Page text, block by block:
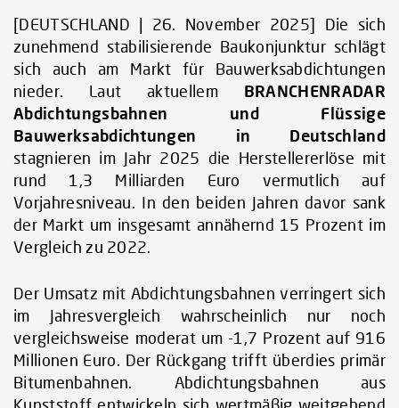
[DEUTSCHLAND | 26. November 2025] Die sich
zunehmend stabilisierende Baukonjunktur schlägt
sich auch am Markt für Bauwerksabdichtungen
nieder. Laut aktuellem BRANCHENRADAR
Abdichtungsbahnen und Flüssige
Bauwerksabdichtungen in Deutschland
stagnieren im Jahr 2025 die Herstellererlöse mit
rund 1,3 Milliarden Euro vermutlich auf
Vorjahresniveau. In den beiden Jahren davor sank
der Markt um insgesamt annähernd 15 Prozent im
Vergleich zu 2022.
Der Umsatz mit Abdichtungsbahnen verringert sich
im Jahresvergleich wahrscheinlich nur noch
vergleichsweise moderat um -1,7 Prozent auf 916
Millionen Euro. Der Rückgang trifft überdies primär
Bitumenbahnen. Abdichtungsbahnen aus
Kunststoff entwickeln sich wertmäßig weitgehend